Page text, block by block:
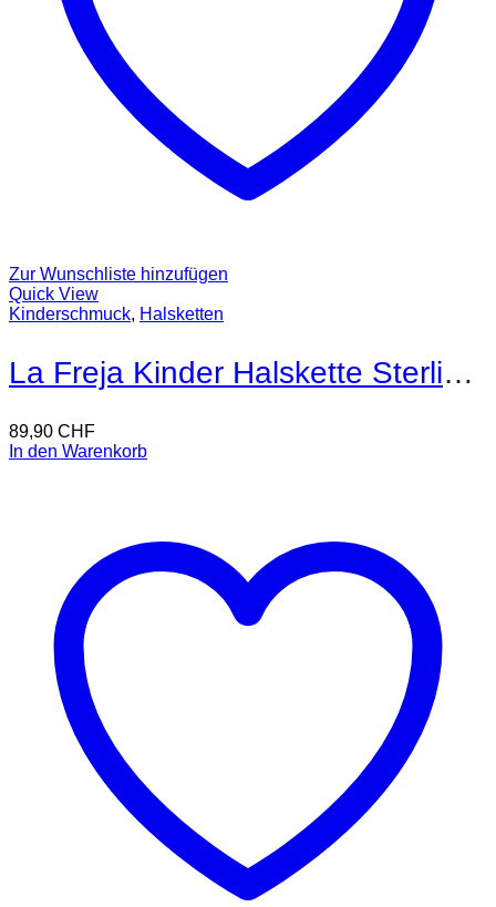
Zur Wunschliste hinzufügen
Quick View
Kinderschmuck, Halsketten
La Freja Kinder Halskette Sterling Silber
89,90 CHF
In den Warenkorb